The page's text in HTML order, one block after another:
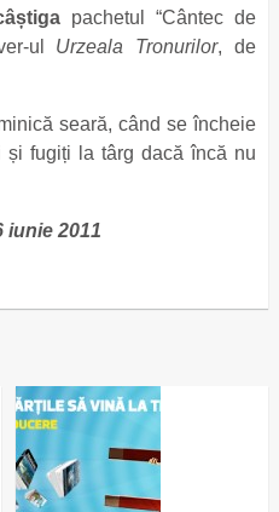
pachetul “Cântec de
ul Urzeala Tronurilor, de
seară, când se încheie
și fugiți la târg dacă încă nu
iunie 2011